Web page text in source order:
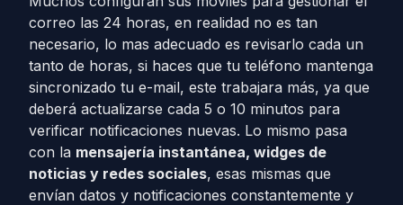
correo las 24 horas, en realidad no es tan
necesario, lo mas adecuado es revisarlo cada un
tanto de horas, si haces que tu teléfono mantenga
sincronizado tu e-mail, este trabajara más, ya que
deberá actualizarse cada 5 o 10 minutos para
verificar notificaciones nuevas. Lo mismo pasa
con la mensajería instantánea, widges de
noticias y redes sociales, esas mismas que
envían datos y notificaciones constantemente y